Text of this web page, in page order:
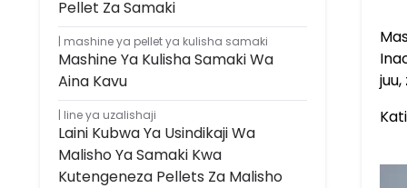
Pellet Za Samaki
mashine ya pellet ya kulisha samaki
Mashine Ya Kulisha Samaki Wa
Aina Kavu
line ya uzalishaji
Laini Kubwa Ya Usindikaji Wa
Malisho Ya Samaki Kwa
Kutengeneza Pellets Za Malisho